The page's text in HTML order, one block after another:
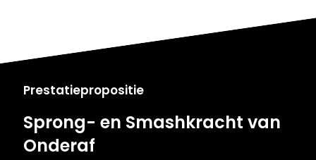
Prestatiepropositie
Sprong- en Smashkracht van
Onderaf